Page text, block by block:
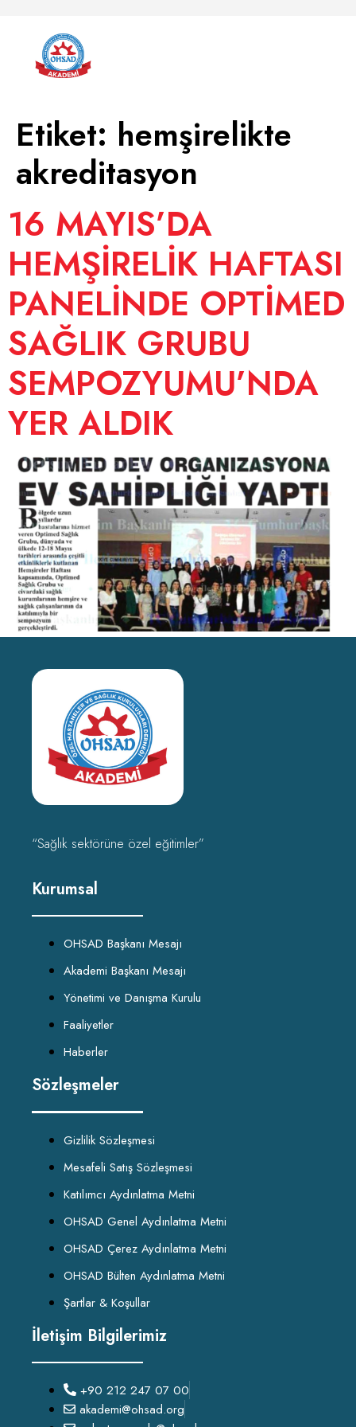
Etiket: hemşirelikte
akreditasyon
16 MAYIS’DA
HEMŞİRELİK HAFTASI
PANELİNDE OPTİMED
SAĞLIK GRUBU
SEMPOZYUMU’NDA
YER ALDIK
“Sağlık sektörüne özel eğitimler”
Kurumsal
OHSAD Başkanı Mesajı
Akademi Başkanı Mesajı
Yönetimi ve Danışma Kurulu
Faaliyetler
Haberler
Sözleşmeler
Gizlilik Sözleşmesi
Mesafeli Satış Sözleşmesi
Katılımcı Aydınlatma Metni
OHSAD Genel Aydınlatma Metni
OHSAD Çerez Aydınlatma Metni
OHSAD Bülten Aydınlatma Metni
Şartlar & Koşullar
İletişim Bilgilerimiz
+90 212 247 07 00
akademi@ohsad.org